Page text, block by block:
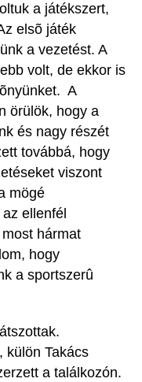
a játékszert,
elsõ játék
a vezetést. A
volt, de ekkor is
A
örülök, hogy a
és nagy részét
továbbá, hogy
viszont
mögé
ellenfél
hármat
hogy
a sportszerû
külön Takács
a találkozón.